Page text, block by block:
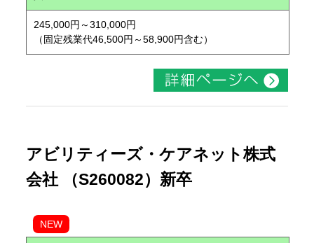
245,000円～310,000円
（固定残業代46,500円～58,900円含む）
アビリティーズ・ケアネット株式
会社 （S260082）新卒
NEW